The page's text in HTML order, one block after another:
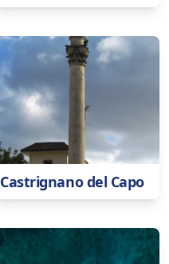
Castrignano del Capo